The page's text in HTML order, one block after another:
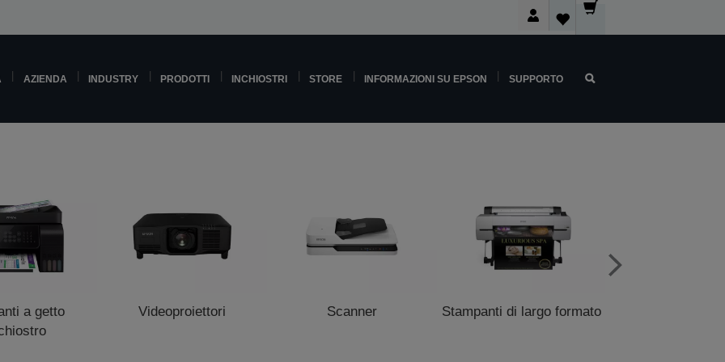
AZIENDA INDUSTRY PRODOTTI INCHIOSTRI STORE INFORMAZIONI SU EPSON SUPPORTO
a getto
Videoproiettori Scanner Stampanti di largo formato